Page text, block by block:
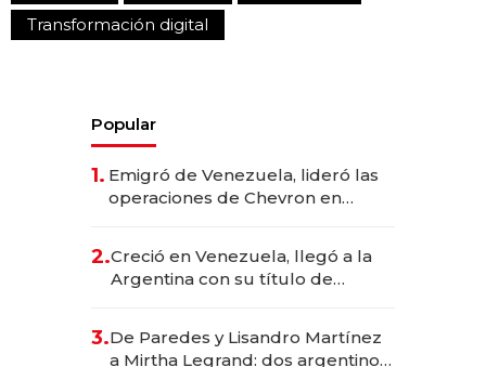
Transformación digital
Popular
1. Emigró de Venezuela, lideró las
operaciones de Chevron en
2.Creció en Venezuela, llegó a la
Argentina con su título de
las marcas "fast premium"
3.De Paredes y Lisandro Martínez
a Mirtha Legrand: dos argentinos